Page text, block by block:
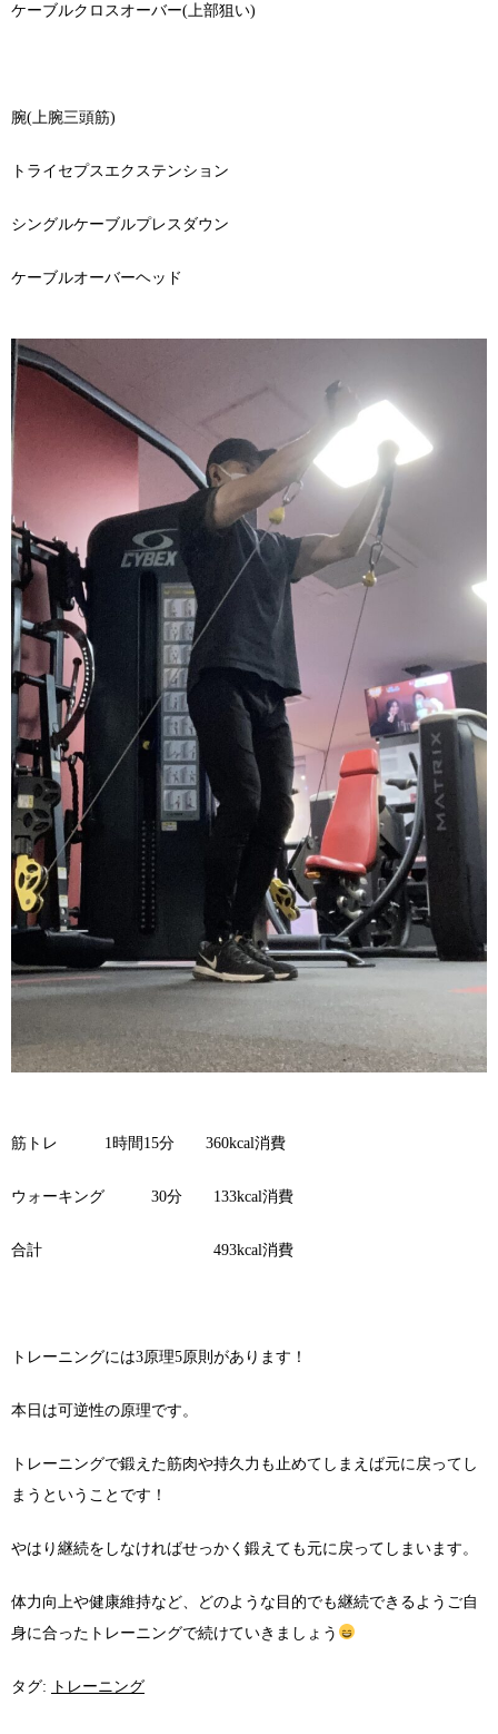
ケーブルクロスオーバー( 上部狙い)
腕( 上腕三頭筋)
トライセプスエクステンション
シングルケーブルプレスダウン
ケーブルオーバーヘッド
筋トレ 1時間 15分 360kcal消費
ウォーキング 30分 133kcal消費
合計 493kcal消費
トレーニングには3原理5原則があります！
本日は可逆性の原理です。
トレーニングで鍛えた筋肉や持久力も止めてしまえば元に戻ってし
まうということです！
やはり継続をしなければせっかく鍛えても元に戻ってしまいます。
体力向上や健康維持など、どのような目的でも継続できるようご自
身に合ったトレーニングで続けていきましょう
タグ: トレーニング